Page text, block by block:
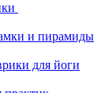
и пирамиды
для йоги